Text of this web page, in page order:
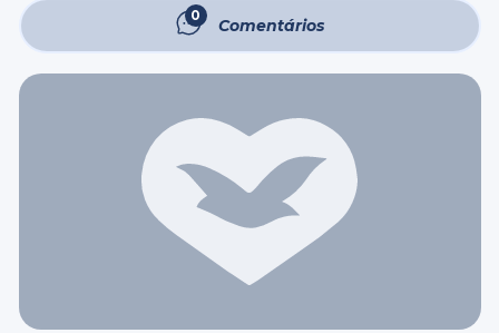
baseada na história do Rei Amazias. Na oportunidade, ele
destacou que Deus não vê ...
0 Comentários